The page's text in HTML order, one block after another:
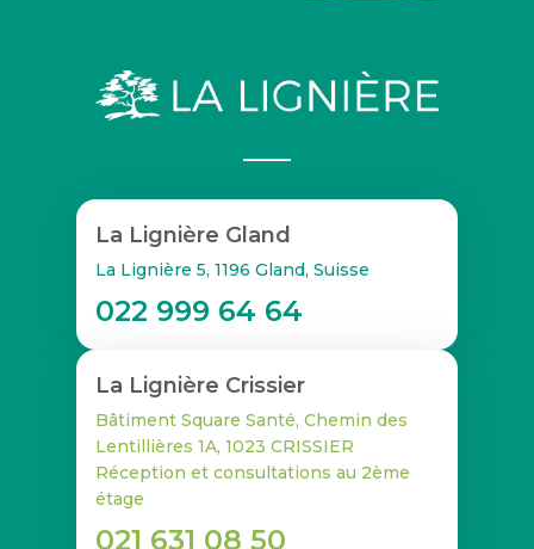
La Lignière Gland
La Lignière 5, 1196 Gland, Suisse
022 999 64 64
La Lignière Crissier
Bâtiment Square Santé, Chemin des
Lentillières 1A, 1023 CRISSIER
Réception et consultations au 2ème
étage
021 631 08 50